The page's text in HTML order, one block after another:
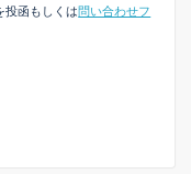
投函もしくは問い合わせフ